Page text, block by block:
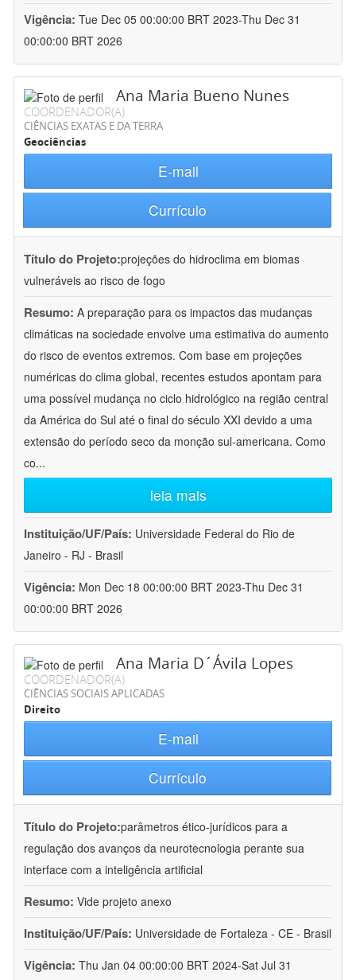
Vigência: Tue Dec 05 00:00:00 BRT 2023-Thu Dec 31
00:00:00 BRT 2026
Ana Maria Bueno Nunes
COORDENADOR(A)
CIÊNCIAS EXATAS E DA TERRA
Geociências
E-mail
Currículo
Título do Projeto:projeções do hidroclima em biomas
vulneráveis ao risco de fogo
Resumo: A preparação para os impactos das mudanças
climáticas na sociedade envolve uma estimativa do aumento
do risco de eventos extremos. Com base em projeções
numéricas do clima global, recentes estudos apontam para
uma possível mudança no ciclo hidrológico na região central
da América do Sul até o final do século XXI devido a uma
extensão do período seco da monção sul-americana. Como
co...
leia mais
Instituição/UF/País: Universidade Federal do Rio de
Janeiro - RJ - Brasil
Vigência: Mon Dec 18 00:00:00 BRT 2023-Thu Dec 31
00:00:00 BRT 2026
Ana Maria D´Ávila Lopes
COORDENADOR(A)
CIÊNCIAS SOCIAIS APLICADAS
Direito
E-mail
Currículo
Título do Projeto:parâmetros ético-jurídicos para a
regulação dos avanços da neurotecnologia perante sua
interface com a inteligência artificial
Resumo: Vide projeto anexo
Instituição/UF/País: Universidade de Fortaleza - CE - Brasil
Vigência: Thu Jan 04 00:00:00 BRT 2024-Sat Jul 31